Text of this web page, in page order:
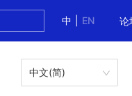
中
EN 论
中文(简)